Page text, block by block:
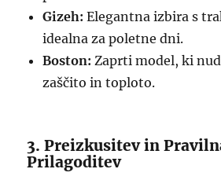
Gizeh: Elegantna izbira s
idealna za poletne dni.
Boston: Zaprti model, ki
zaščito in toploto.
3. Preizkusitev in
Prilagoditev